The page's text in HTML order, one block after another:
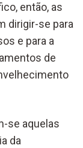
então, as
dirigir-se para
e para a
de
se aquelas
da